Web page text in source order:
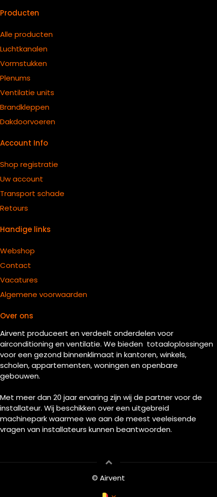
Producten
Alle producten
Luchtkanalen
Vormstukken
Plenums
Ventilatie units
Brandkleppen
Dakdoorvoeren
Account Info
Shop registratie
Uw account
Transport schade
Retours
Handige links
Webshop
Contact
Vacatures
Algemene voorwaarden
Over ons
Airvent produceert en verdeelt onderdelen voor
airconditioning en ventilatie. We bieden totaaloplossingen
voor een gezond binnenklimaat in kantoren, winkels,
scholen, appartementen, woningen en openbare
gebouwen.
Met meer dan 20 jaar ervaring zijn wij de partner voor de
installateur. Wij beschikken over een uitgebreid
machinepark waarmee we aan de meest veeleisende
vragen van installateurs kunnen beantwoorden.
© Airvent